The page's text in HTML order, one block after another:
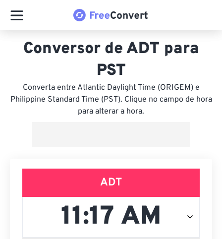
Conversor de ADT para
PST
Converta entre Atlantic Daylight Time (ORIGEM) e
Philippine Standard Time (PST). Clique no campo de hora
para alterar a hora.
ADT